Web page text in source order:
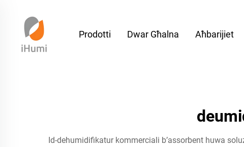
Prodotti Dwar Għalna Aħbarijiet
Id-dehumidifikatur kommerciali b’assorbent huwa